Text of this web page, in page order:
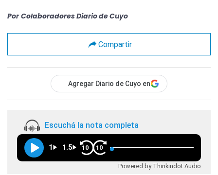
Por Colaboradores Diario de Cuyo
Compartir
Agregar Diario de Cuyo en
Escuchá la nota completa
1 1.5 10 10
Powered by Thinkindot Audio